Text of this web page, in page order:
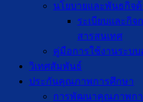
นโยบายและพันธกิจ
ระเบียบและกิจ
สารสนเทศ
คู่มือการใช้งานระบ
วิเทศสัมพันธ์
ประกันคุณภาพการศึกษา
การพัฒนาคุณภาพก